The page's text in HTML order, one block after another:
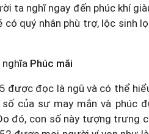
ta nghĩ ngay đến phúc khí
có quý nhân phù trợ, lộc sinh
nghĩa Phúc mãi
được đọc là ngũ và có thể
của sự may mắn và phúc
đó, con số này tượng trưng